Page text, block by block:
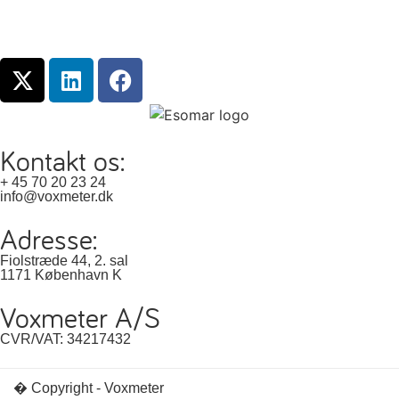
Kontakt os:
+ 45 70 20 23 24
info@voxmeter.dk
Adresse:
Fiolstræde 44, 2. sal
1171 København K
Voxmeter A/S
CVR/VAT: 34217432
� Copyright - Voxmeter